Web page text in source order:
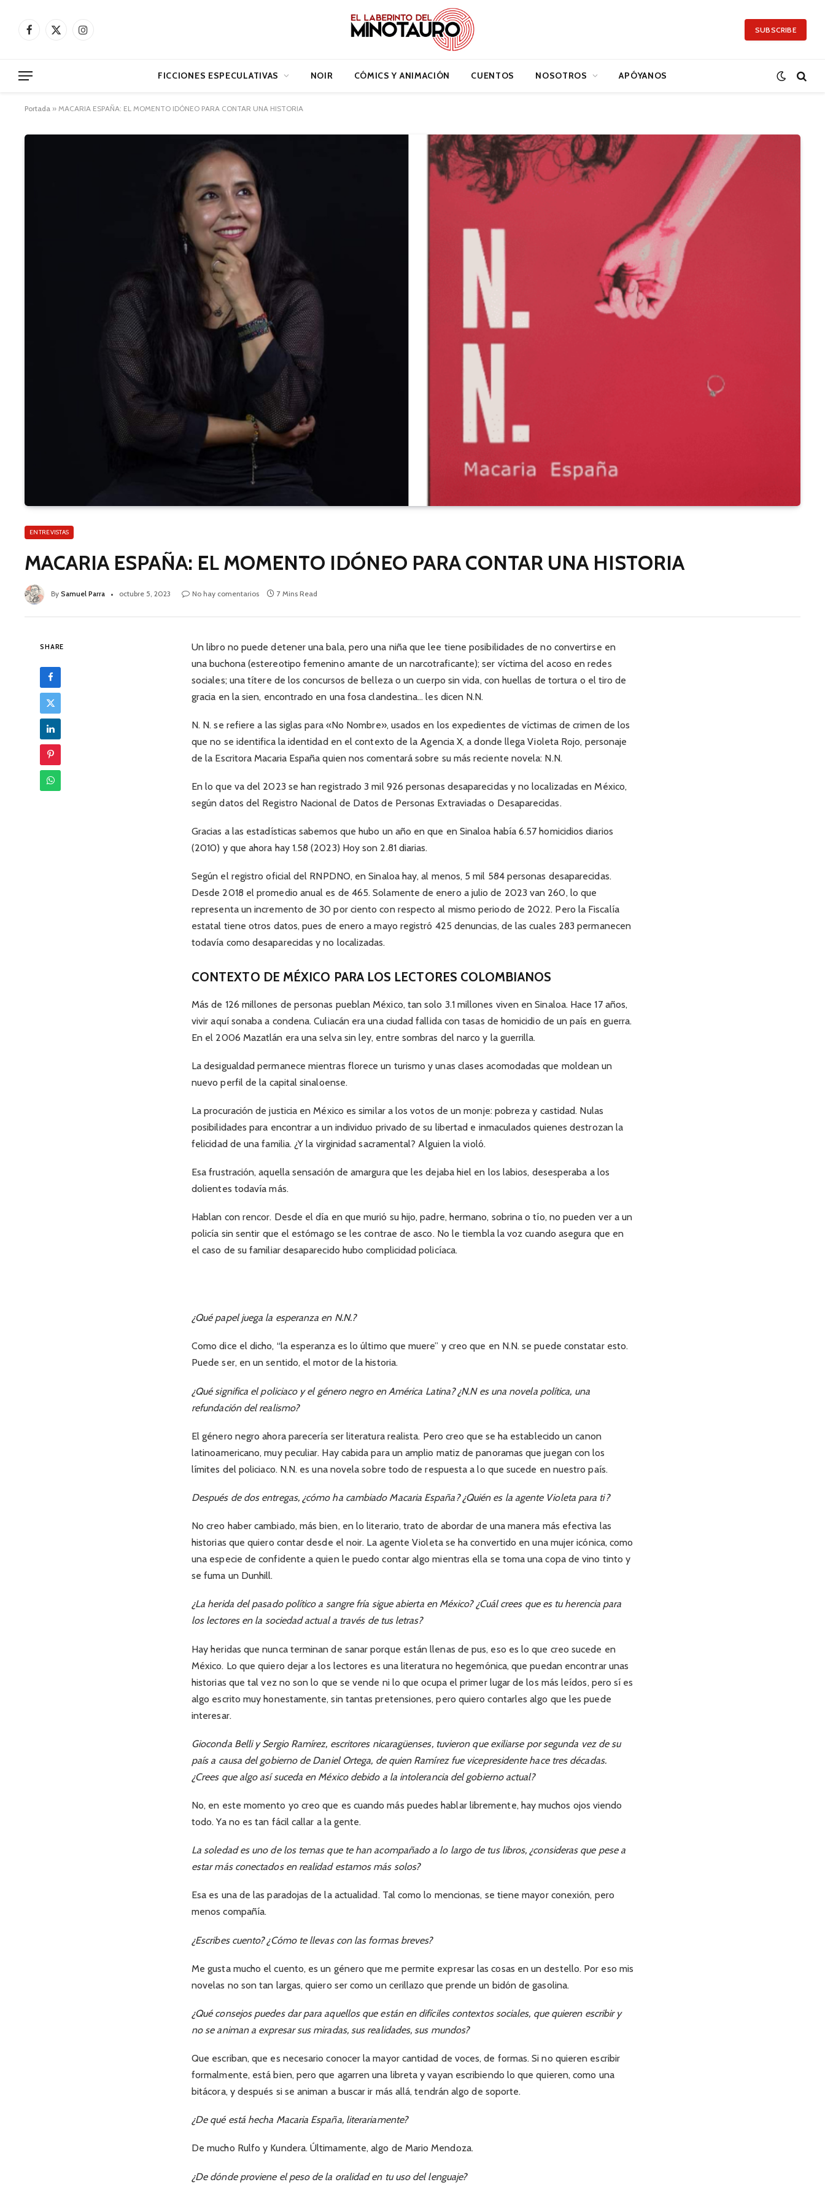
Facebook
X
Instagram SUBSCRIBE
FICCIONES ESPECULATIVAS NOIR CÓMICS Y ANIMACIÓN CUENTOS NOSOTROS APÓYANOS
Portada » MACARIA ESPAÑA: EL MOMENTO IDÓNEO PARA CONTAR UNA HISTORIA
ENTREVISTAS
MACARIA ESPAÑA: EL MOMENTO IDÓNEO PARA CONTAR UNA HISTORIA
By Samuel Parra octubre 5, 2023 No hay comentarios 7 Mins Read
SHARE
Un libro no puede detener una bala, pero una niña que lee tiene posibilidades de no convertirse en
una buchona (estereotipo femenino amante de un narcotraficante); ser víctima del acoso en redes
sociales; una títere de los concursos de belleza o un cuerpo sin vida, con huellas de tortura o el tiro de
gracia en la sien, encontrado en una fosa clandestina… les dicen N.N.
N. N. se refiere a las siglas para «No Nombre», usados en los expedientes de víctimas de crimen de los
que no se identifica la identidad en el contexto de la Agencia X, a donde llega Violeta Rojo, personaje
de la Escritora Macaria España quien nos comentará sobre su más reciente novela: N.N.
En lo que va del 2023 se han registrado 3 mil 926 personas desaparecidas y no localizadas en México,
según datos del Registro Nacional de Datos de Personas Extraviadas o Desaparecidas.
Gracias a las estadísticas sabemos que hubo un año en que en Sinaloa había 6.57 homicidios diarios
(2010) y que ahora hay 1.58 (2023) Hoy son 2.81 diarias.
Según el registro oficial del RNPDNO, en Sinaloa hay, al menos, 5 mil 584 personas desaparecidas.
Desde 2018 el promedio anual es de 465. Solamente de enero a julio de 2023 van 260, lo que
representa un incremento de 30 por ciento con respecto al mismo periodo de 2022. Pero la Fiscalía
estatal tiene otros datos, pues de enero a mayo registró 425 denuncias, de las cuales 283 permanecen
todavía como desaparecidas y no localizadas.
CONTEXTO DE MÉXICO PARA LOS LECTORES COLOMBIANOS
Más de 126 millones de personas pueblan México, tan solo 3.1 millones viven en Sinaloa. Hace 17 años,
vivir aquí sonaba a condena. Culiacán era una ciudad fallida con tasas de homicidio de un país en guerra.
En el 2006 Mazatlán era una selva sin ley, entre sombras del narco y la guerrilla.
La desigualdad permanece mientras florece un turismo y unas clases acomodadas que moldean un
nuevo perfil de la capital sinaloense.
La procuración de justicia en México es similar a los votos de un monje: pobreza y castidad. Nulas
posibilidades para encontrar a un individuo privado de su libertad e inmaculados quienes destrozan la
felicidad de una familia. ¿Y la virginidad sacramental? Alguien la violó.
Esa frustración, aquella sensación de amargura que les dejaba hiel en los labios, desesperaba a los
dolientes todavía más.
Hablan con rencor. Desde el día en que murió su hijo, padre, hermano, sobrina o tío, no pueden ver a un
policía sin sentir que el estómago se les contrae de asco. No le tiembla la voz cuando asegura que en
el caso de su familiar desaparecido hubo complicidad policíaca.
¿Qué papel juega la esperanza en N.N.?
Como dice el dicho, “la esperanza es lo último que muere” y creo que en N.N. se puede constatar esto.
Puede ser, en un sentido, el motor de la historia.
¿Qué significa el policiaco y el género negro en América Latina? ¿N.N es una novela política, una
refundación del realismo?
El género negro ahora parecería ser literatura realista. Pero creo que se ha establecido un canon
latinoamericano, muy peculiar. Hay cabida para un amplio matiz de panoramas que juegan con los
límites del policiaco. N.N. es una novela sobre todo de respuesta a lo que sucede en nuestro país.
Después de dos entregas, ¿cómo ha cambiado Macaria España? ¿Quién es la agente Violeta para ti?
No creo haber cambiado, más bien, en lo literario, trato de abordar de una manera más efectiva las
historias que quiero contar desde el noir. La agente Violeta se ha convertido en una mujer icónica, como
una especie de confidente a quien le puedo contar algo mientras ella se toma una copa de vino tinto y
se fuma un Dunhill.
¿La herida del pasado político a sangre fría sigue abierta en México? ¿Cuál crees que es tu herencia para
los lectores en la sociedad actual a través de tus letras?
Hay heridas que nunca terminan de sanar porque están llenas de pus, eso es lo que creo sucede en
México. Lo que quiero dejar a los lectores es una literatura no hegemónica, que puedan encontrar unas
historias que tal vez no son lo que se vende ni lo que ocupa el primer lugar de los más leídos, pero sí es
algo escrito muy honestamente, sin tantas pretensiones, pero quiero contarles algo que les puede
interesar.
Gioconda Belli y Sergio Ramírez, escritores nicaragüenses, tuvieron que exiliarse por segunda vez de su
país a causa del gobierno de Daniel Ortega, de quien Ramírez fue vicepresidente hace tres décadas.
¿Crees que algo así suceda en México debido a la intolerancia del gobierno actual?
No, en este momento yo creo que es cuando más puedes hablar libremente, hay muchos ojos viendo
todo. Ya no es tan fácil callar a la gente.
La soledad es uno de los temas que te han acompañado a lo largo de tus libros, ¿consideras que pese a
estar más conectados en realidad estamos más solos?
Esa es una de las paradojas de la actualidad. Tal como lo mencionas, se tiene mayor conexión, pero
menos compañía.
¿Escribes cuento? ¿Cómo te llevas con las formas breves?
Me gusta mucho el cuento, es un género que me permite expresar las cosas en un destello. Por eso mis
novelas no son tan largas, quiero ser como un cerillazo que prende un bidón de gasolina.
¿Qué consejos puedes dar para aquellos que están en difíciles contextos sociales, que quieren escribir y
no se animan a expresar sus miradas, sus realidades, sus mundos?
Que escriban, que es necesario conocer la mayor cantidad de voces, de formas. Si no quieren escribir
formalmente, está bien, pero que agarren una libreta y vayan escribiendo lo que quieren, como una
bitácora, y después si se animan a buscar ir más allá, tendrán algo de soporte.
¿De qué está hecha Macaria España, literariamente?
De mucho Rulfo y Kundera. Últimamente, algo de Mario Mendoza.
¿De dónde proviene el peso de la oralidad en tu uso del lenguaje?